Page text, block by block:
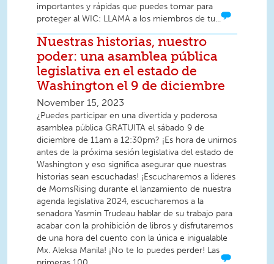
importantes y rápidas que puedes tomar para
proteger al WIC: LLAMA a los miembros de tu...
Nuestras historias, nuestro
poder: una asamblea pública
legislativa en el estado de
Washington el 9 de diciembre
November 15, 2023
¿Puedes participar en una divertida y poderosa
asamblea pública GRATUITA el sábado 9 de
diciembre de 11am a 12:30pm? ¡Es hora de unirnos
antes de la próxima sesión legislativa del estado de
Washington y eso significa asegurar que nuestras
historias sean escuchadas! ¡Escucharemos a líderes
de MomsRising durante el lanzamiento de nuestra
agenda legislativa 2024, escucharemos a la
senadora Yasmin Trudeau hablar de su trabajo para
acabar con la prohibición de libros y disfrutaremos
de una hora del cuento con la única e inigualable
Mx. Aleksa Manila! ¡No te lo puedes perder! Las